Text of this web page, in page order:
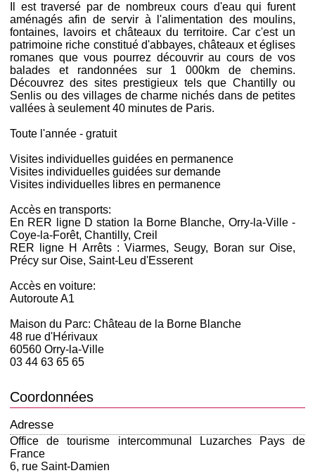
Il est traversé par de nombreux cours d'eau qui furent
aménagés afin de servir à l'alimentation des moulins,
fontaines, lavoirs et châteaux du territoire. Car c'est un
patrimoine riche constitué d'abbayes, châteaux et églises
romanes que vous pourrez découvrir au cours de vos
balades et randonnées sur 1 000km de chemins.
Découvrez des sites prestigieux tels que Chantilly ou
Senlis ou des villages de charme nichés dans de petites
vallées à seulement 40 minutes de Paris.
Toute l'année - gratuit
Visites individuelles guidées en permanence
Visites individuelles guidées sur demande
Visites individuelles libres en permanence
Accès en transports:
En RER ligne D station la Borne Blanche, Orry-la-Ville -
Coye-la-Forêt, Chantilly, Creil
RER ligne H Arrêts : Viarmes, Seugy, Boran sur Oise,
Précy sur Oise, Saint-Leu d'Esserent
Accès en voiture:
Autoroute A1
Maison du Parc: Château de la Borne Blanche
48 rue d'Hérivaux
60560 Orry-la-Ville
03 44 63 65 65
Coordonnées
Adresse
Office de tourisme intercommunal Luzarches Pays de
France
6, rue Saint-Damien